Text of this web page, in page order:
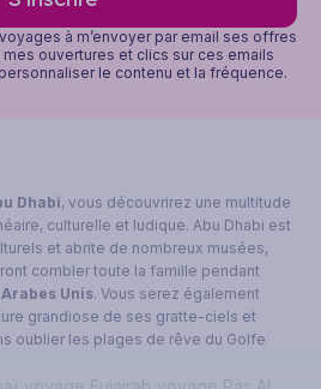
à m’envoyer par email ses offres
ouvertures et clics sur ces emails
le contenu et la fréquence.
Dhabi, vous découvrirez une multitude
culturelle et ludique. Abu Dhabi est
et abrite de nombreux musées,
combler toute la famille pendant
Unis. Vous serez également
grandiose de ses gratte-ciels et
oublier les plages de rêve du Golfe